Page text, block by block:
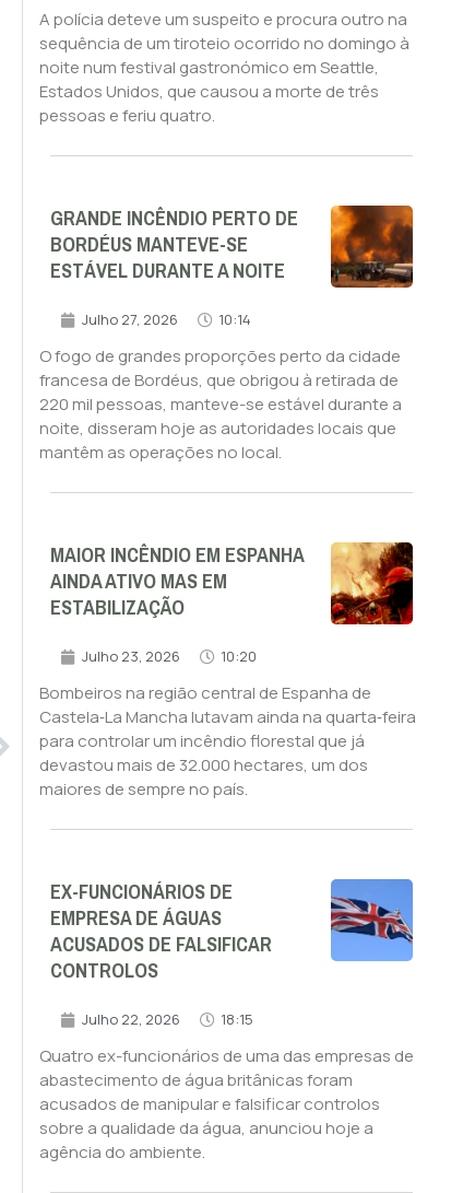
A polícia deteve um suspeito e procura outro na
sequência de um tiroteio ocorrido no domingo à
noite num festival gastronómico em Seattle,
Estados Unidos, que causou a morte de três
pessoas e feriu quatro.
GRANDE INCÊNDIO PERTO DE
BORDÉUS MANTEVE-SE
ESTÁVEL DURANTE A NOITE
Julho 27, 2026 10:14
O fogo de grandes proporções perto da cidade
francesa de Bordéus, que obrigou à retirada de
220 mil pessoas, manteve-se estável durante a
noite, disseram hoje as autoridades locais que
mantêm as operações no local.
MAIOR INCÊNDIO EM ESPANHA
AINDA ATIVO MAS EM
ESTABILIZAÇÃO
Julho 23, 2026 10:20
Bombeiros na região central de Espanha de
Castela‑La Mancha lutavam ainda na quarta‑feira
para controlar um incêndio florestal que já
devastou mais de 32.000 hectares, um dos
maiores de sempre no país.
EX-FUNCIONÁRIOS DE
EMPRESA DE ÁGUAS
ACUSADOS DE FALSIFICAR
CONTROLOS
Julho 22, 2026 18:15
Quatro ex-funcionários de uma das empresas de
abastecimento de água britânicas foram
acusados de manipular e falsificar controlos
sobre a qualidade da água, anunciou hoje a
agência do ambiente.